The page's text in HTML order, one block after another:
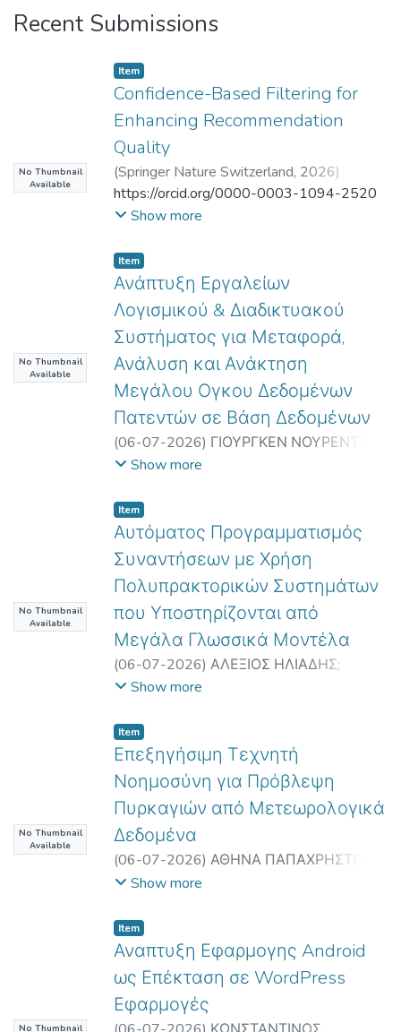
Recent Submissions
No Thumbnail
Available
Item
Confidence-Based Filtering for
Enhancing Recommendation
Quality
(Springer Nature Switzerland, 2026)
Dionisis Margaris;Kiriakos Sgardelis;
Dimitris Spiliotopoulos
https://orcid.org/0000-0003-1094-2520
Show more
No Thumbnail
Available
Item
Ανάπτυξη Εργαλείων
Λογισμικού & Διαδικτυακού
Συστήματος για Μεταφορά,
Ανάλυση και Ανάκτηση
Μεγάλου Ογκου Δεδομένων
Πατεντών σε Βάση Δεδομένων
(06-07-2026) ΓΙΟΥΡΓΚΕΝ ΝΟΥΡΕΝΤΙΝΙ
ΜΙΧΑΗΛ ΣΑΛΑΜΠΑΣΗΣ
Programme of Studies
Show more
No Thumbnail
Available
Item
Αυτόματος Προγραμματισμός
Συναντήσεων με Χρήση
Πολυπρακτορικών Συστημάτων
που Υποστηρίζονται από
Μεγάλα Γλωσσικά Μοντέλα
(06-07-2026) ΑΛΕΞΙΟΣ ΗΛΙΑΔΗΣ;
ΕΥΣΤΑΘΙΟΣ ΑΝΤΩΝΙΟΥ
Internet Technologies
Show more
No Thumbnail
Available
Item
Επεξηγήσιμη Τεχνητή
Νοημοσύνη για Πρόβλεψη
Πυρκαγιών από Μετεωρολογικά
Δεδομένα
(06-07-2026) ΑΘΗΝΑ ΠΑΠΑΧΡΗΣΤΟΥ
ΚΩΝΣΤΑΝΤΙΝΟΣ ΔΙΑΜΑΝΤΑΡΑΣ
Intelligent Internet Technologies
Show more
No Thumbnail
Item
Αναπτυξη Εφαρμογης Android
ως Επέκταση σε WordPress
Εφαρμογές